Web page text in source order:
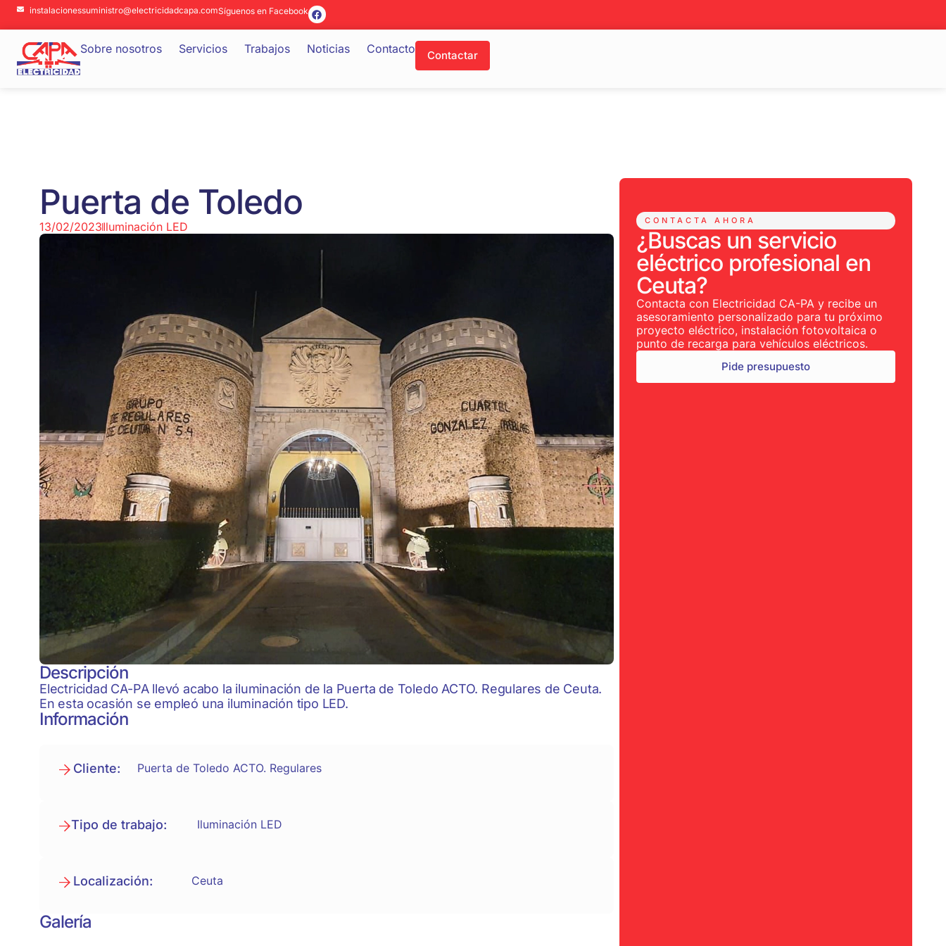
instalacionessuministro@electricidadcapa.comSíguenos en Facebook
Sobre nosotros Servicios Trabajos Noticias Contacto Contactar
Puerta de Toledo
13/02/2023Iluminación LED
Descripción
Electricidad CA-PA llevó acabo la iluminación de la Puerta de Toledo ACTO. Regulares de Ceuta.
En esta ocasión se empleó una iluminación tipo LED.
Información
Cliente: Puerta de Toledo ACTO. Regulares
Tipo de trabajo: Iluminación LED
Localización: Ceuta
Galería
CONTACTA AHORA
¿Buscas un servicio
eléctrico profesional en
Ceuta?
Contacta con Electricidad CA-PA y recibe un
asesoramiento personalizado para tu próximo
proyecto eléctrico, instalación fotovoltaica o
punto de recarga para vehículos eléctricos.
Pide presupuesto